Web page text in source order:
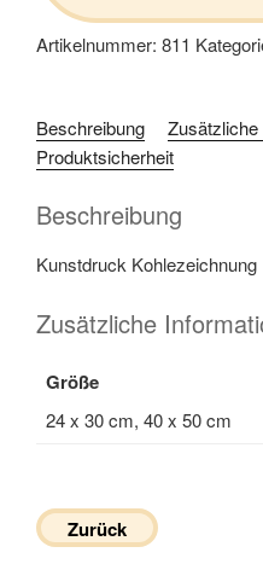
Artikelnummer: 811
Beschreibung
Produktsicherheit
Beschreibung
Kunstdruck Kohlezeichnung
Zusätzliche
Größe
24 x 30 cm, 40 x 50 cm
Zurück